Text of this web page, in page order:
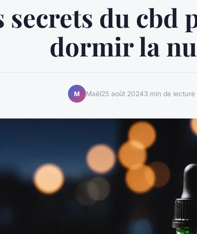
secrets du cbd
dormir la
M Maël25 août 20243 min de lecture